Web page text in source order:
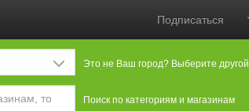
Подписаться
Это не Ваш город? Выберите другой
Поиск по категориям и магазинам